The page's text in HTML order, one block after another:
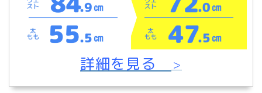
詳細を見る ＞